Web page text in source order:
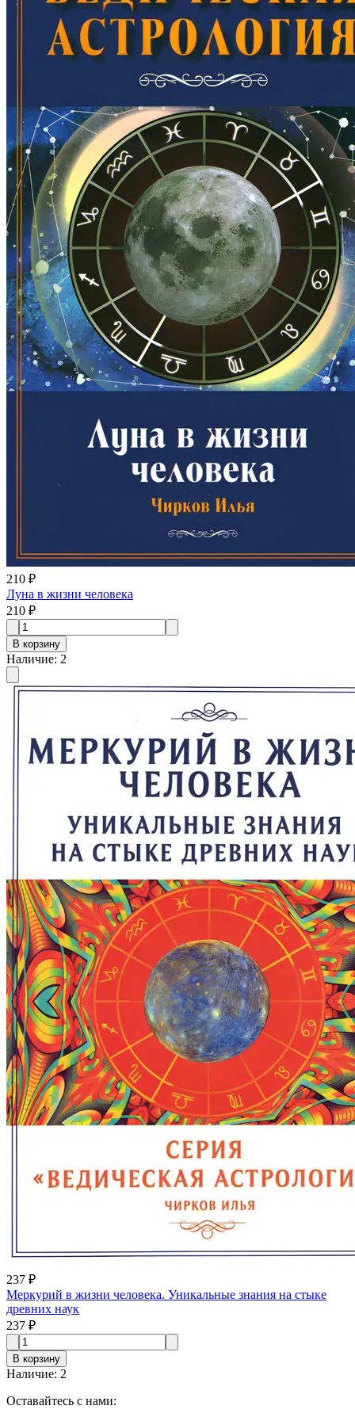
210 ₽
Луна в жизни человека
210 ₽
В корзину
Наличие: 2
237 ₽
Меркурий в жизни человека. Уникальные знания на стыке
древних наук
237 ₽
В корзину
Наличие: 2
Оставайтесь с нами: